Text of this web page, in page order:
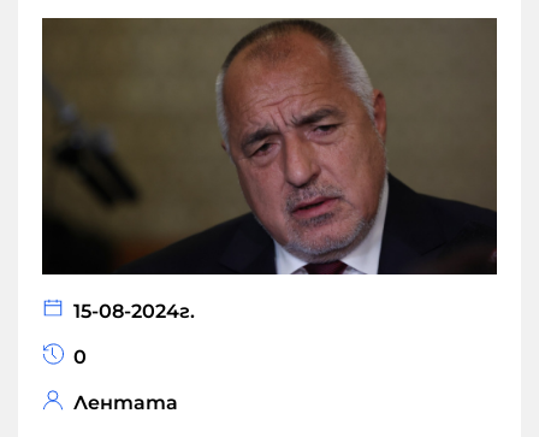
15-08-2024г.
0
Лентата